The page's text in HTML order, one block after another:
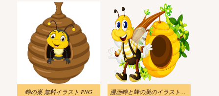
蜂の巣 無料イラスト PNG 漫画蜂と蜂の巣のイラスト画像